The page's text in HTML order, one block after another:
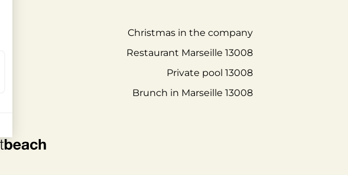
Christmas in the company
Restaurant Marseille 13008
Private pool 13008
Brunch in Marseille 13008